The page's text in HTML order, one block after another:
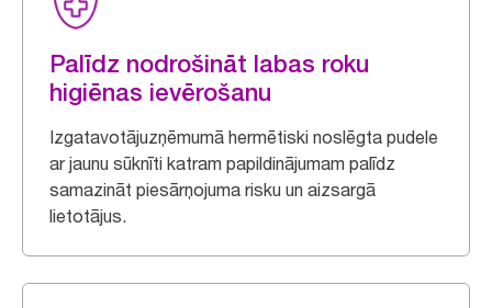
Palīdz nodrošināt labas roku
higiēnas ievērošanu
Izgatavotājuzņēmumā hermētiski noslēgta pudele
ar jaunu sūknīti katram papildinājumam palīdz
samazināt piesārņojuma risku un aizsargā
lietotājus.